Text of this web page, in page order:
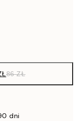
86 ZŁ
dni